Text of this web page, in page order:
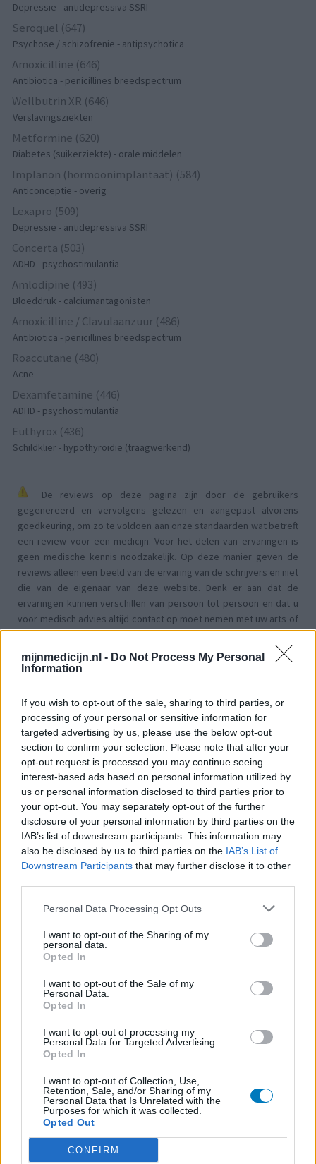
mijnmedicijn.nl - Do Not Process My Personal
Information
If you wish to opt-out of the sale, sharing to third parties, or
processing of your personal or sensitive information for
targeted advertising by us, please use the below opt-out
section to confirm your selection. Please note that after your
opt-out request is processed you may continue seeing
interest-based ads based on personal information utilized by
us or personal information disclosed to third parties prior to
your opt-out. You may separately opt-out of the further
disclosure of your personal information by third parties on the
IAB’s list of downstream participants. This information may
also be disclosed by us to third parties on the IAB’s List of
Downstream Participants that may further disclose it to other
Personal Data Processing Opt Outs
I want to opt-out of the Sharing of my
personal data.
Opted In
I want to opt-out of the Sale of my
Personal Data.
Opted In
I want to opt-out of processing my
Personal Data for Targeted Advertising.
Opted In
I want to opt-out of Collection, Use,
Retention, Sale, and/or Sharing of my
Personal Data that Is Unrelated with the
Purposes for which it was collected.
Opted Out
CONFIRM
Depressie - antidepressiva SSRI
Seroquel (647)
Psychose / schizofrenie - antipsychotica
Amoxicilline (646)
Antibiotica - penicillines breedspectrum
Wellbutrin XR (646)
Verslavingsziekten
Metformine (620)
Diabetes (suikerziekte) - orale middelen
Implanon (hormoonimplantaat) (584)
Anticonceptie - overig
Lexapro (509)
Depressie - antidepressiva SSRI
Concerta (503)
ADHD - psychostimulantia
Amlodipine (493)
Bloeddruk - calciumantagonisten
Amoxicilline / Clavulaanzuur (486)
Antibiotica - penicillines breedspectrum
Roaccutane (480)
Acne
Dexamfetamine (446)
ADHD - psychostimulantia
Euthyrox (436)
Schildklier - hypothyroidie (traagwerkend)
De reviews op deze pagina zijn door de gebruikers
gegenereerd en vervolgens gelezen en aangepast alvorens
goedkeuring, om zo te voldoen aan onze standaarden wat betreft
een review voor een medicijn. Voor het delen van ervaringen is
geen medische kennis noodzakelijk. Op deze manier geven de
reviews alleen een beeld van de ervaring van de schrijvers en niet
die van de eigenaar van deze website. Denk er aan dat de
ervaringen kunnen verschillen van persoon tot persoon en dat u
voor medisch advies altijd contact op moet nemen met uw arts of
apotheker.